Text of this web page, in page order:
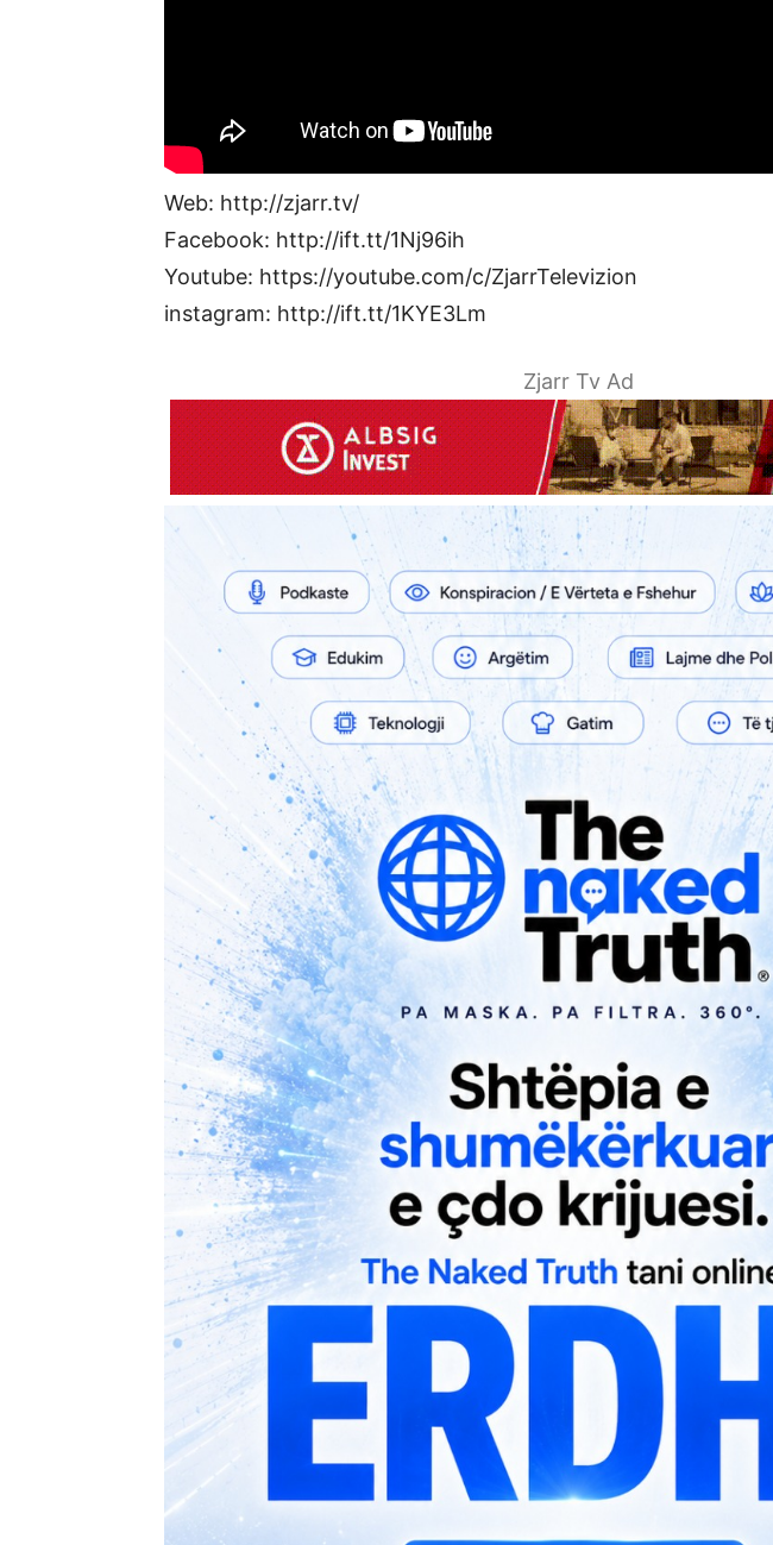
Web: http://zjarr.tv/
Facebook: http://ift.tt/1Nj96ih
Youtube: https://youtube.com/c/ZjarrTelevizion
instagram: http://ift.tt/1KYE3Lm
Zjarr Tv Ad